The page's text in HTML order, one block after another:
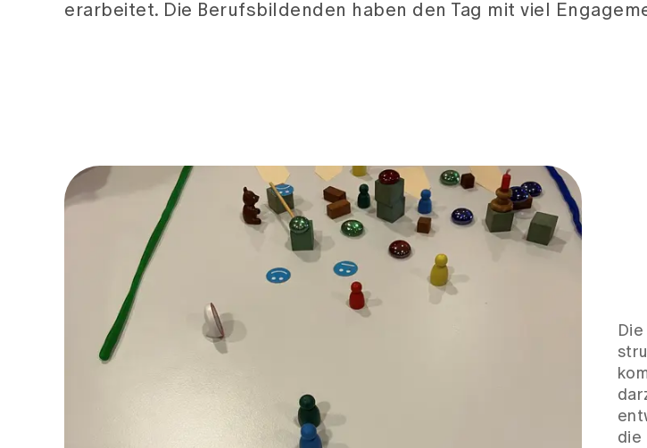
erarbeitet. Die Berufsbildenden haben den Tag mit viel
die